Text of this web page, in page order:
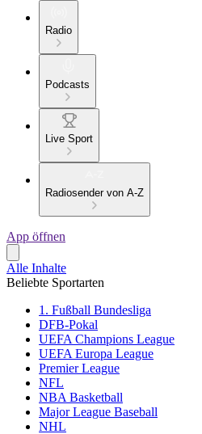
Radio
Podcasts
Live Sport
Radiosender von A-Z
App öffnen
Alle Inhalte
Beliebte Sportarten
1. Fußball Bundesliga
DFB-Pokal
UEFA Champions League
UEFA Europa League
Premier League
NFL
NBA Basketball
Major League Baseball
NHL